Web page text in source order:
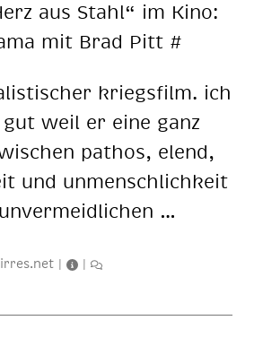
aus Stahl“ im Kino:
mit Brad Pitt #
kriegs­film. ich
weil er eine ganz
pa­thos, elend,
und un­mensch­lich­keit
…
| |